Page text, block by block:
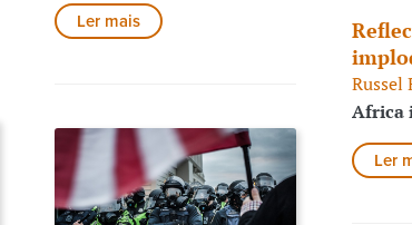
Ler mais
Russel
Africa
Ler